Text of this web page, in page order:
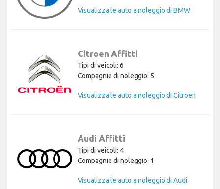
Visualizza le auto a noleggio di BMW
Citroen Affitti
Tipi di veicoli: 6
Compagnie di noleggio: 5
Visualizza le auto a noleggio di Citroen
Audi Affitti
Tipi di veicoli: 4
Compagnie di noleggio: 1
Visualizza le auto a noleggio di Audi